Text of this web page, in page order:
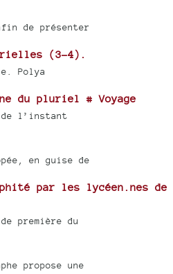
de présenter
(3-4).
Polya
du pluriel # Voyage
de l’instant
en guise de
par les lycéen.nes de
première du
propose une